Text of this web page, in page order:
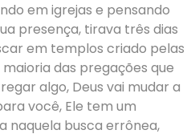
em igrejas e pensando
presença, tirava três dias
em templos criado pelas
das pregações que
algo, Deus vai mudar a
você, Ele tem um
naquela busca errônea,